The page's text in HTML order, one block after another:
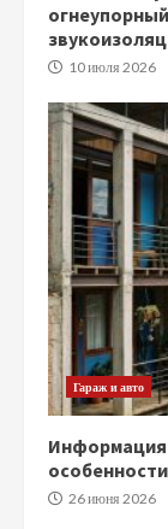
10 июля 2026
Гараж и авто
Информация
26 июня 2026